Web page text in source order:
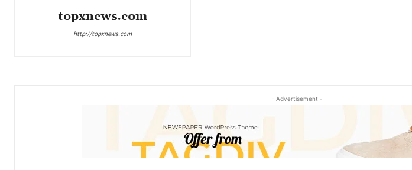
topxnews.com
http://topxnews.com
- Advertisement -